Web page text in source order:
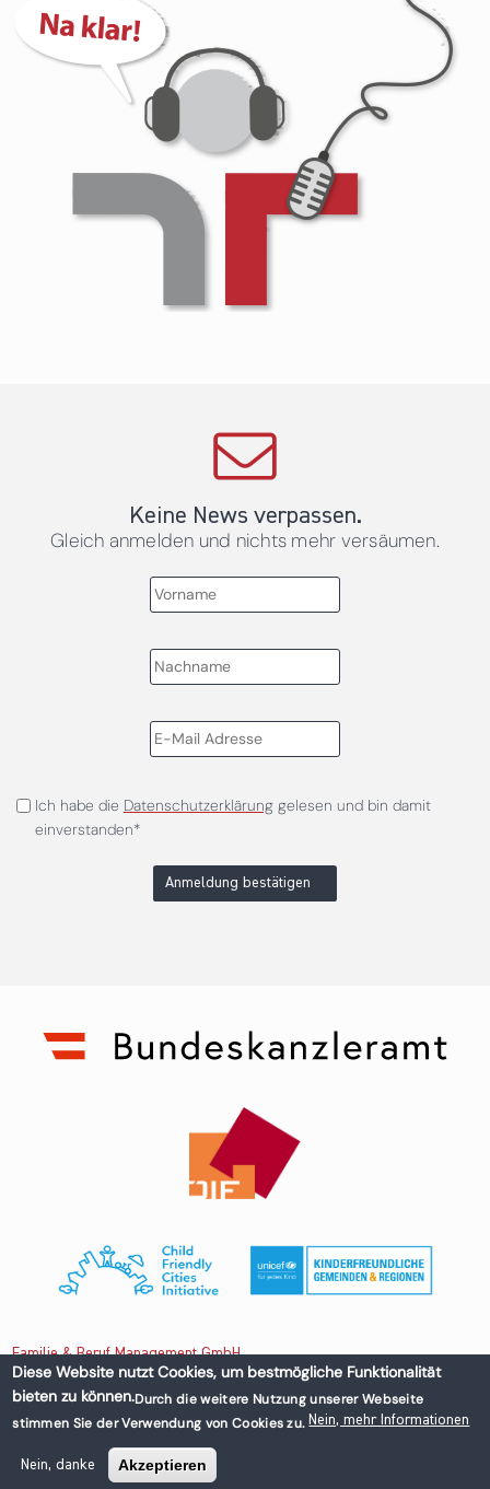
Keine News verpassen.
Gleich anmelden und nichts mehr versäumen.
Ich habe die Datenschutzerklärunggelesen und bin damit
einverstanden*
Anmeldung bestätigen
Familie & Beruf Management GmbH
Untere Donaustraße 13-15/3 1020 Wien, Austria
+43 1 218 50 70
office@familieundberuf.at
Diese Website nutzt Cookies, um bestmögliche Funktionalität
bieten zu können.Durch die weitere Nutzung unserer Webseite
stimmen Sie der Verwendung von Cookies zu. Nein, mehr Informationen
Nein, danke Akzeptieren